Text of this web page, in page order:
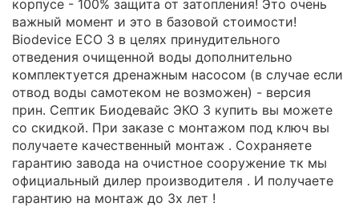
корпусе - 100% защита от затопления! Это очень
важный момент и это в базовой стоимости!
Biodevice ECO 3 в целях принудительного
отведения очищенной воды дополнительно
комплектуется дренажным насосом (в случае если
отвод воды самотеком не возможен) - версия
прин. Септик Биодевайс ЭКО 3 купить вы можете
со скидкой. При заказе с монтажом под ключ вы
получаете качественный монтаж . Сохраняете
гарантию завода на очистное сооружение тк мы
официальный дилер производителя . И получаете
гарантию на монтаж до 3х лет !